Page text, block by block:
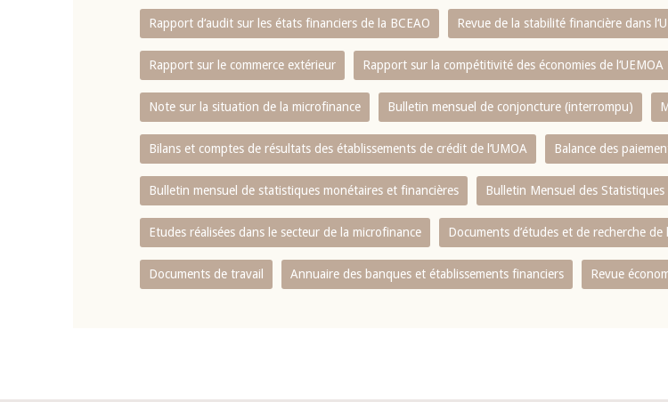
Rapport d‘audit sur les états financiers de la BCEAO Revue de la stabilité financière dans
Rapport sur le commerce extérieur Rapport sur la compétitivité des économies de l‘UEMOA
Note sur la situation de la microfinance Bulletin mensuel de conjoncture (interrompu)
Bilans et comptes de résultats des établissements de crédit de l‘UMOA Balance des
Bulletin mensuel de statistiques monétaires et financières Bulletin Mensuel des Statistiques
Etudes réalisées dans le secteur de la microfinance Documents d’études et de recherche de
Documents de travail Annuaire des banques et établissements financiers Revue